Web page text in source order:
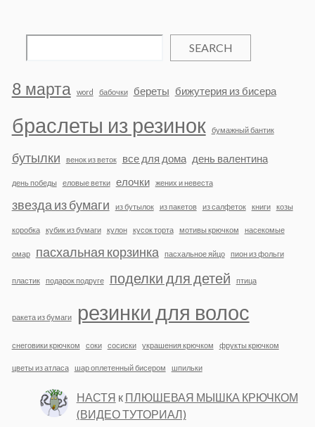
SEARCH
8 марта word бабочки береты бижутерия из бисера
браслеты из резинок бумажный бантик
бутылки венок из веток все для дома день валентина
день победы еловые ветки елочки жених и невеста
звезда из бумаги из бутылок из пакетов из салфеток книги козы
коробка кубик из бумаги кулон кусок торта мотивы крючком насекомые
омар пасхальная корзинка пасхальное яйцо пион из фольги
пластик подарок подруге поделки для детей птица
ракета из бумаги резинки для волос
снеговики крючком соки сосиски украшения крючком фрукты крючком
цветы из атласа шар оплетенный бисером шпильки
НАСТЯ к ПЛЮШЕВАЯ МЫШКА КРЮЧКОМ
(ВИДЕО ТУТОРИАЛ)